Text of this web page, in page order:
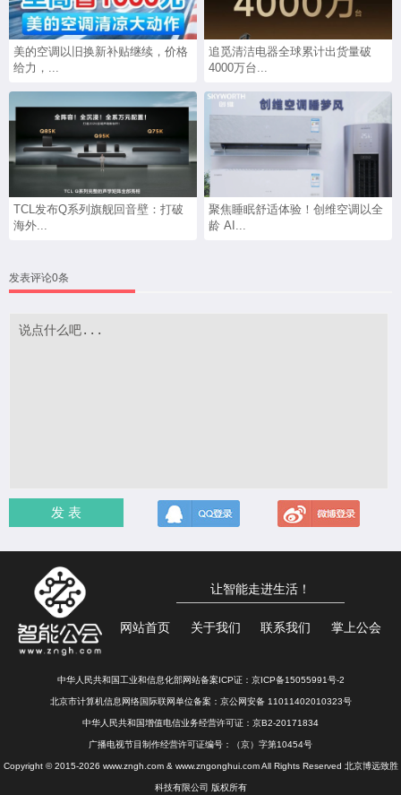
美的空调以旧换新补贴继续，价格
给力，...
追觅清洁电器全球累计出货量破
4000万台...
TCL发布Q系列旗舰回音壁：打破
海外...
聚焦睡眠舒适体验！创维空调以全
龄 AI...
发表评论0条
发 表
让智能走进生活！
网站首页 关于我们 联系我们 掌上公会
中华人民共和国工业和信息化部网站备案ICP证： 京ICP备15055991号-2
北京市计算机信息网络国际联网单位备案： 京公网安备 11011402010323号
中华人民共和国增值电信业务经营许可证：京B2-20171834
广播电视节目制作经营许可证编号：（京）字第10454号
Copyright © 2015-2026 www.zngh.com & www.zngonghui.com All Rights Reserved 北京博远致胜
科技有限公司 版权所有